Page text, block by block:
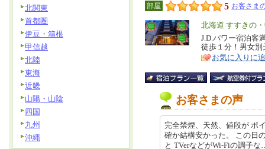
部屋 5 お客さま
エ
リ
ア
北海道 すすきの
特
徴
J.D.パワー宿泊客
徒歩１分！男女
お気に入りに
お客さまの声
完全禁煙、天然、値段が ポ
確か結構安かった。 この日
と TVerなどがWi-Fiの調子
北関東
首都圏
伊豆・箱根
甲信越
北陸
東海
近畿
山陽・山陰
四国
九州
沖縄